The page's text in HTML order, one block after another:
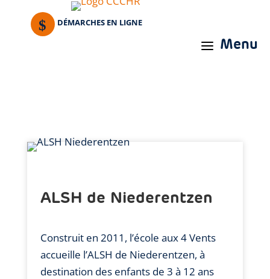
DÉMARCHES EN LIGNE
a Menu
ALSH de Niederentzen
Construit en 2011, l’école aux 4 Vents
accueille l’ALSH de Niederentzen, à
destination des enfants de 3 à 12 ans